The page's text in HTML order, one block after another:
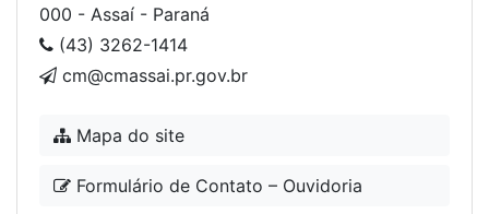
000 - Assaí - Paraná
(43) 3262-1414
cm@cmassai.pr.gov.br
Mapa do site
Formulário de Contato – Ouvidoria